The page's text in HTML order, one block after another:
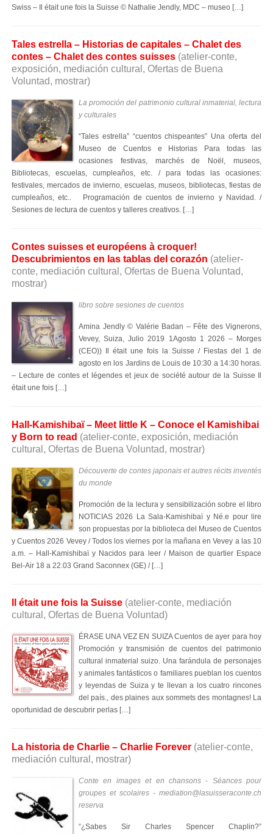
Swiss – Il était une fois la Suisse © Nathalie Jendly, MDC – museo […]
Tales estrella – Historias de capitales – Chalet des
contes – Chalet des contes suisses (atelier-conte,
exposición, mediación cultural, Ofertas de Buena
Voluntad, mostrar)
La promoción del patrimonio cultural inmaterial, lectura
y culturales
“Tales estrella” “cuentos chispeantes” Una oferta del
Museo de Cuentos e Historias Para todas las
ocasiones festivas, marchés de Noël, museos,
Bibliotecas, escuelas, cumpleaños, etc. / para todas las ocasiones:
festivales, mercados de invierno, escuelas, museos, bibliotecas, fiestas de
cumpleaños, etc.. Programación de cuentos de invierno y Navidad. /
Sesiones de lectura de cuentos y talleres creativos. […]
Contes suisses et européens à croquer!
Descubrimientos en las tablas del corazón (atelier-
conte, mediación cultural, Ofertas de Buena Voluntad,
mostrar)
libro sobre sesiones de cuentos
Amina Jendly © Valérie Badan – Fête des Vignerons,
Vevey, Suiza, Julio 2019 1Agosto 1 2026 – Morges
(CEO)) Il était une fois la Suisse / Fiestas del 1 de
agosto en los Jardins de Louis de 10:30 a 14:30 horas.
– Lecture de contes et légendes et jeux de société autour de la Suisse Il
était une fois […]
Hall-Kamishibaï – Meet little K – Conoce el Kamishibai
y Born to read (atelier-conte, exposición, mediación
cultural, Ofertas de Buena Voluntad, mostrar)
Découverte de contes japonais et autres récits inventés
du monde
Promoción de la lectura y sensibilización sobre el libro
NOTICIAS 2026 La Sala-Kamishibaï y Né.e pour lire
son propuestas por la biblioteca del Museo de Cuentos
y Cuentos 2026 Vevey / Todos los viernes por la mañana en Vevey a las 10
a.m. – Hall-Kamishibaï y Nacidos para leer / Maison de quartier Espace
Bel-Air 18 a 22.03 Grand Saconnex (GE) / […]
Il était une fois la Suisse (atelier-conte, mediación
cultural, Ofertas de Buena Voluntad)
ÉRASE UNA VEZ EN SUIZA Cuentos de ayer para hoy
Promoción y transmisión de cuentos del patrimonio
cultural inmaterial suizo. Una farándula de personajes
y animales fantásticos o familiares pueblan los cuentos
y leyendas de Suiza y te llevan a los cuatro rincones
del país., des plaines aux sommets des montagnes! La
oportunidad de descubrir perlas […]
La historia de Charlie – Charlie Forever (atelier-conte,
mediación cultural, mostrar)
Conte en images et en chansons - Séances pour
groupes et scolaires - mediation@lasuisseraconte.ch
reserva
“¿Sabes Sir Charles Spencer Chaplin?”